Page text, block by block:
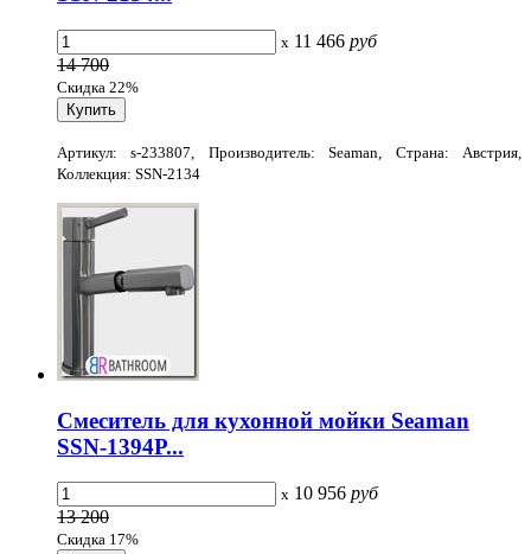
x 11 466 руб
14 700
Скидка 22%
Артикул: s-233807, Производитель: Seaman, Страна: Австрия,
Коллекция: SSN-2134
Смеситель для кухонной мойки Seaman
SSN-1394P...
x 10 956 руб
13 200
Скидка 17%